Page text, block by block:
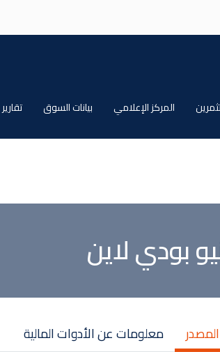
المركز الإعلامي بيانات السوق
بودي لاين
معلومات عن الأدوات المالية